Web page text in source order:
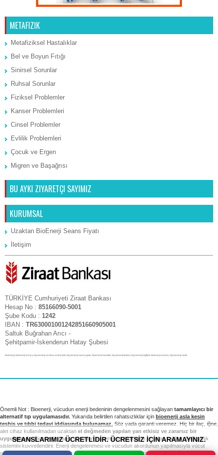
METAFIZIK
Metafiziksel Hastalıklar
Bel ve Boyun Fıtığı
Sinirsel Sorunlar
Ruhsal Sorunlar
Fiziksel Problemler
Kanser Problemleri
Cinsel Problemler
Evlilik Problemleri
Çocuk ve Ergen
Migren ve Başağrısı
BU AYKI ZIYARETÇI SAYIMIZ
KURUMSAL
Uzaktan BioEnerji Seans Fiyatı
İletişim
TÜRKİYE Cumhuriyeti Ziraat Bankası
Hesap No : 85166090-5001
Şube Kodu : 1242
IBAN : TR630001001242851660905001
Saltuk Buğrahan Arıcı -
Şehitpamir-İskenderun Hatay Şubesi
bioenerji, bioenerji konya, biyoenerji uzmanı, enerji şifa, biyoenerji nasıl yapılır, bioenerji hastalık, biyoenerji tedavi, biyoenerji eğitimi, bioenerji seansı, biyoenerji nedir
SEANSLARIMIZ ÜCRETLİDİR. ÜCRETSİZ İÇİN ARAMAYINIZ.
Önemli Not : Bioenerji, vücudun enerji bedeninin dengelenmesini sağlayan tamamlayıcı bir
alternatif tıp uygulamasıdır. Yukarıda belirtilen rahatsızlıklar için bioenerji asla kesin
teşhis ve tıbbi tedavi iddiasında bulunamaz. Söz yada garanti veremez. Hiç bir ilaç, iğne,
alet cihaz kullanılmadan uzaktan el değmeden yapılan yan etkisiz ve zararsız bir
uygulamadır.Bioenerji seansı vücudun sistem bozukluklarını ortadan kaldırır. Bağışıklık
sistemini kuvvetlendirir. Enerji dengelenmesi ve vücudun akordunun yapılmasıyla vücut
sağlıklı sistemini yeniden kurar. Tıbbi tedavi ve kontrollerinizi takip etmek sizin